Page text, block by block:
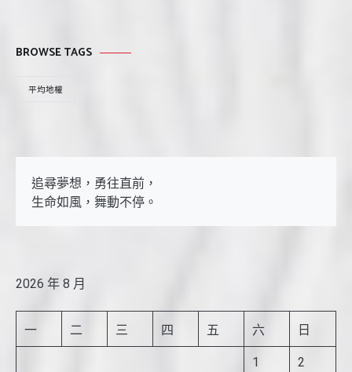
BROWSE TAGS
平均地權
追尋夢想，勇往直前，
生命如風，舞動不停。
2026 年 8 月
一 二 三 四 五 六 日
1 2